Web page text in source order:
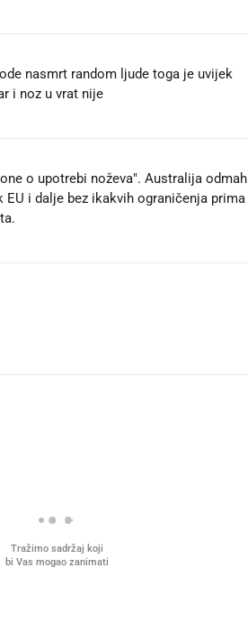
nasmrt random ljude toga je uvijek
i noz u vrat nije
o upotrebi noževa". Australija odmah
i dalje bez ikakvih ograničenja prima
Tražimo sadržaj koji
bi Vas mogao zanimati